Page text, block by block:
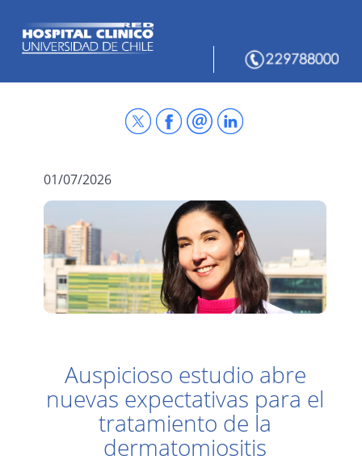
01/07/2026
Auspicioso estudio abre
nuevas expectativas para el
tratamiento de la
dermatomiositis